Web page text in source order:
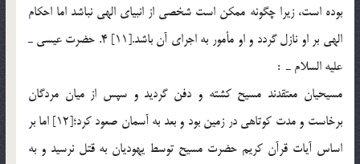
بوده است، زیرا چگونه ممکن است شخصی از انبیای الهی نباشد اما احکام
الهی بر او نازل گردد و او مأمور به اجرای آن باشد.[11] 4. حضرت عيسي ـ
عليه السلام ـ :
مسيحيان معتقدند مسيح كشته و دفن گرديد و سپس از ميان مردگان
برخاست و مدت كوتاهي در زمين بود و بعد به آسمان صعود كرد؛[12] اما بر
اساس آيات قرآن کریم حضرت مسیح توسط یهودیان به قتل نرسید و به